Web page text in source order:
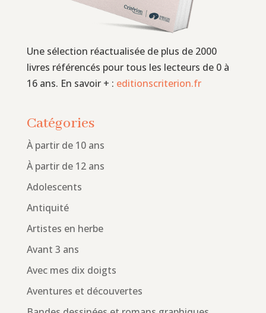
Une sélection réactualisée de plus de 2000
livres référencés pour tous les lecteurs de 0 à
16 ans. En savoir + : editionscriterion.fr
Catégories
À partir de 10 ans
À partir de 12 ans
Adolescents
Antiquité
Artistes en herbe
Avant 3 ans
Avec mes dix doigts
Aventures et découvertes